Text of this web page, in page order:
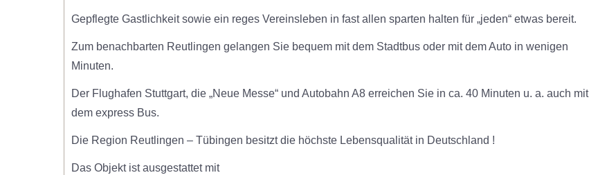
Gepflegte Gastlichkeit sowie ein reges Vereinsleben in fast allen sparten halten für „jeden“ etwas bereit.
Zum benachbarten Reutlingen gelangen Sie bequem mit dem Stadtbus oder mit dem Auto in wenigen
Minuten.
Der Flughafen Stuttgart, die „Neue Messe“ und Autobahn A8 erreichen Sie in ca. 40 Minuten u. a. auch mit
dem express Bus.
Die Region Reutlingen – Tübingen besitzt die höchste Lebensqualität in Deutschland !
Das Objekt ist ausgestattet mit